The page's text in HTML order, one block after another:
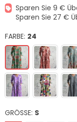
Sparen Sie 9 €
Sparen Sie 27 €
FARBE: 24
GRÖSSE: S